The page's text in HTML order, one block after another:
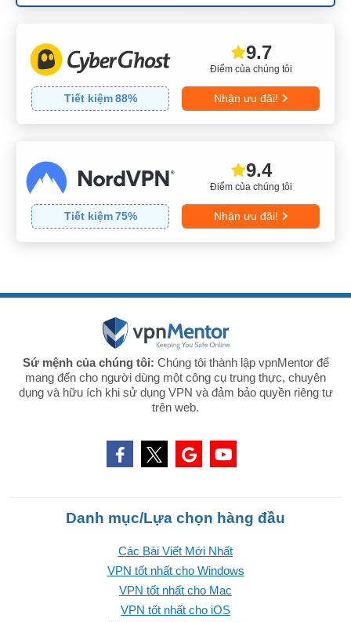
Điểm của chúng tôi
9.7
Tiết kiệm 88% Nhận ưu đãi!
Điểm của chúng tôi
9.4
Tiết kiệm 75% Nhận ưu đãi!
Sứ mệnh của chúng tôi: Chúng tôi thành lập vpnMentor để
mang đến cho người dùng một công cụ trung thực, chuyên
dụng và hữu ích khi sử dụng VPN và đảm bảo quyền riêng tư
trên web.
Danh mục/Lựa chọn hàng đầu
Các Bài Viết Mới Nhất
VPN tốt nhất cho Windows
VPN tốt nhất cho Mac
VPN tốt nhất cho iOS